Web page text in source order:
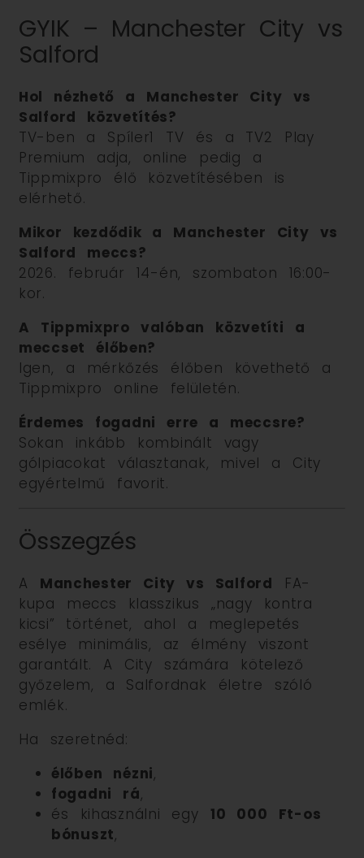
GYIK – Manchester City vs
Salford
Hol nézhető a Manchester City vs
Salford közvetítés?
TV-ben a Spíler1 TV és a TV2 Play
Premium adja, online pedig a
Tippmixpro élő közvetítésében is
elérhető.
Mikor kezdődik a Manchester City vs
Salford meccs?
2026. február 14-én, szombaton 16:00-
kor.
A Tippmixpro valóban közvetíti a
meccset élőben?
Igen, a mérkőzés élőben követhető a
Tippmixpro online felületén.
Érdemes fogadni erre a meccsre?
Sokan inkább kombinált vagy
gólpiacokat választanak, mivel a City
egyértelmű favorit.
Összegzés
A Manchester City vs Salford FA-
kupa meccs klasszikus „nagy kontra
kicsi” történet, ahol a meglepetés
esélye minimális, az élmény viszont
garantált. A City számára kötelező
győzelem, a Salfordnak életre szóló
emlék.
Ha szeretnéd:
élőben nézni,
fogadni rá,
és kihasználni egy 10 000 Ft-os
bónuszt,